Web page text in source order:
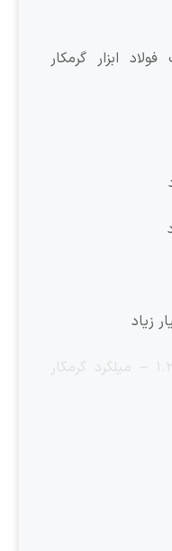
ابزار گرمکار
زیاد
میلگرد گرمکار – گرمکار ۱.۲۳۴۴ – میلگرد گرمکار